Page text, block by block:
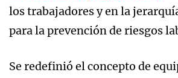
los trabajadores y en la
para la prevención de riesgos
Se redefinió el concepto de